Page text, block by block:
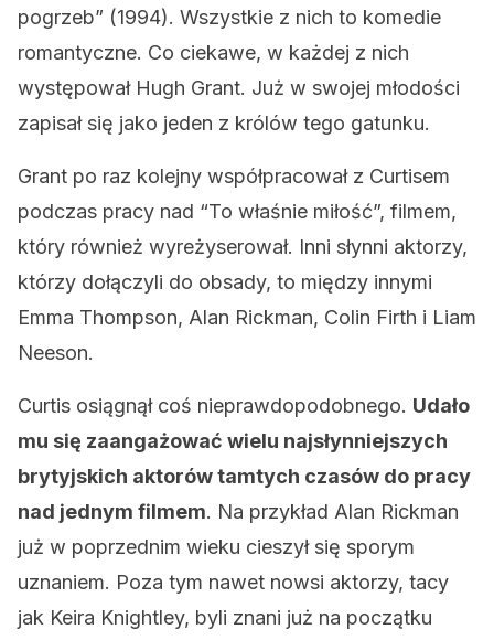
pogrzeb” (1994). Wszystkie z nich to komedie
romantyczne. Co ciekawe, w każdej z nich
występował Hugh Grant. Już w swojej młodości
zapisał się jako jeden z królów tego gatunku.
Grant po raz kolejny współpracował z Curtisem
podczas pracy nad “To właśnie miłość”, filmem,
który również wyreżyserował. Inni słynni aktorzy,
którzy dołączyli do obsady, to między innymi
Emma Thompson, Alan Rickman, Colin Firth i Liam
Neeson.
Curtis osiągnął coś nieprawdopodobnego. Udało
mu się zaangażować wielu najsłynniejszych
brytyjskich aktorów tamtych czasów do pracy
nad jednym filmem. Na przykład Alan Rickman
już w poprzednim wieku cieszył się sporym
uznaniem. Poza tym nawet nowsi aktorzy, tacy
jak Keira Knightley, byli znani już na początku